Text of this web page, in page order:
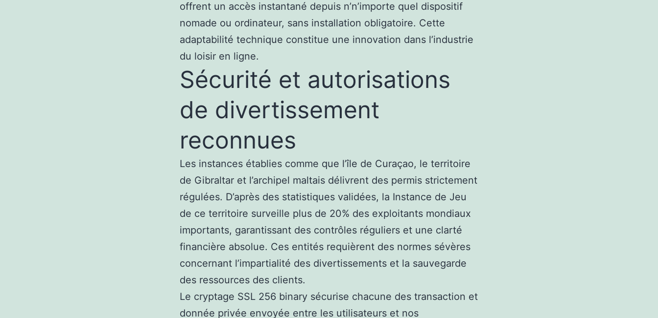
offrent un accès instantané depuis n’n’importe quel dispositif
nomade ou ordinateur, sans installation obligatoire. Cette
adaptabilité technique constitue une innovation dans l’industrie
du loisir en ligne.
Sécurité et autorisations
de divertissement
reconnues
Les instances établies comme que l’île de Curaçao, le territoire
de Gibraltar et l’archipel maltais délivrent des permis strictement
régulées. D’après des statistiques validées, la Instance de Jeu
de ce territoire surveille plus de 20% des exploitants mondiaux
importants, garantissant des contrôles réguliers et une clarté
financière absolue. Ces entités requièrent des normes sévères
concernant l’impartialité des divertissements et la sauvegarde
des ressources des clients.
Le cryptage SSL 256 binary sécurise chacune des transaction et
donnée privée envoyée entre les utilisateurs et nos